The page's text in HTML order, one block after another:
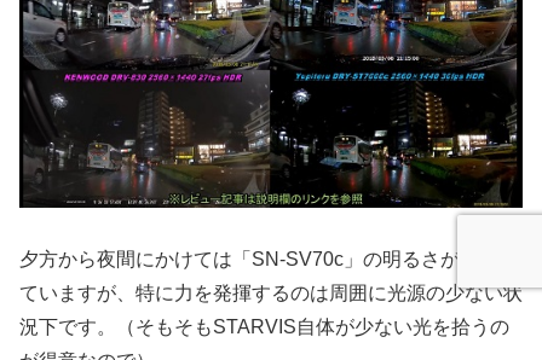
夕方から夜間にかけては「SN-SV70c」の明るさが際立っ
ていますが、特に力を発揮するのは周囲に光源の少ない状
況下です。（そもそもSTARVIS自体が少ない光を拾うの